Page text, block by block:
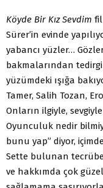
Köyde Bir Kız Sevdim
Sürer’in evinde
yabancı yüzler…
bakmalarından
yüzümdeki ışığa
Tamer, Salih Tozan,
Onların ilgiyle,
Oyunculuk nedir
bunu yap” diyor,
Sette bulunan
ve hakkımda çok